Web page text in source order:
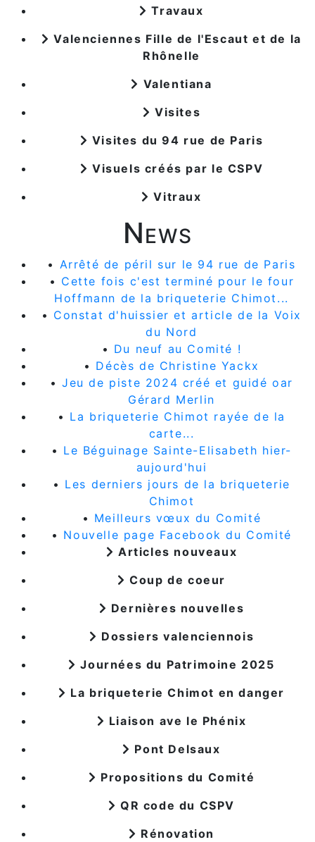
Travaux
Valenciennes Fille de l'Escaut et de la
Rhônelle
Valentiana
Visites
Visites du 94 rue de Paris
Visuels créés par le CSPV
Vitraux
News
• Arrêté de péril sur le 94 rue de Paris
• Cette fois c'est terminé pour le four
Hoffmann de la briqueterie Chimot...
• Constat d'huissier et article de la Voix
du Nord
• Du neuf au Comité !
• Décès de Christine Yackx
•Jeu de piste 2024 créé et guidé oar
Gérard Merlin
• La briqueterie Chimot rayée de la
carte...
• Le Béguinage Sainte-Elisabeth hier-
aujourd'hui
• Les derniers jours de la briqueterie
Chimot
• Meilleurs vœux du Comité
• Nouvelle page Facebook du Comité
Articles nouveaux
Coup de coeur
Dernières nouvelles
Dossiers valenciennois
Journées du Patrimoine 2025
La briqueterie Chimot en danger
Liaison ave le Phénix
Pont Delsaux
Propositions du Comité
QR code du CSPV
Rénovation